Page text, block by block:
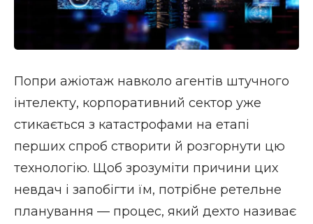
Попри ажіотаж навколо агентів штучного
інтелекту, корпоративний сектор уже
стикається з катастрофами на етапі
перших спроб створити й розгорнути цю
технологію. Щоб зрозуміти причини цих
невдач і запобігти їм, потрібне ретельне
планування — процес, який дехто називає